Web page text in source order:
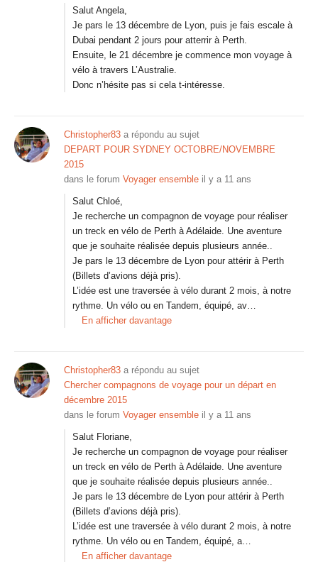
Salut Angela,
Je pars le 13 décembre de Lyon, puis je fais escale à
Dubai pendant 2 jours pour atterrir à Perth.
Ensuite, le 21 décembre je commence mon voyage à
vélo à travers L’Australie.
Donc n’hésite pas si cela t-intéresse.
Christopher83 a répondu au sujet
DEPART POUR SYDNEY OCTOBRE/NOVEMBRE
2015
dans le forum Voyager ensemble il y a 11 ans
Salut Chloé,
Je recherche un compagnon de voyage pour réaliser
un treck en vélo de Perth à Adélaide. Une aventure
que je souhaite réalisée depuis plusieurs année..
Je pars le 13 décembre de Lyon pour attérir à Perth
(Billets d’avions déjà pris).
L’idée est une traversée à vélo durant 2 mois, à notre
rythme. Un vélo ou en Tandem, équipé, av…
En afficher davantage
Christopher83 a répondu au sujet
Chercher compagnons de voyage pour un départ en
décembre 2015
dans le forum Voyager ensemble il y a 11 ans
Salut Floriane,
Je recherche un compagnon de voyage pour réaliser
un treck en vélo de Perth à Adélaide. Une aventure
que je souhaite réalisée depuis plusieurs année..
Je pars le 13 décembre de Lyon pour attérir à Perth
(Billets d’avions déjà pris).
L’idée est une traversée à vélo durant 2 mois, à notre
rythme. Un vélo ou en Tandem, équipé, a…
En afficher davantage